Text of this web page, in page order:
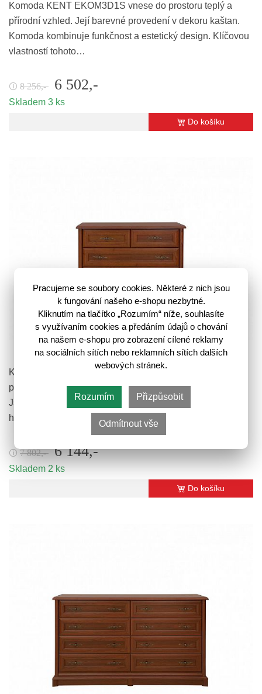
Komoda KENT EKOM3D1S vnese do prostoru teplý a
přírodní vzhled. Její barevné provedení v dekoru kaštan.
Komoda kombinuje funkčnost a estetický design. Klíčovou
vlastností tohoto…
🛈 8 256,- 6 502,-
Skladem 3 ks
Do košíku
Kent Komoda EKOM5S/10 Kaštan
Komody vyrobené v historickém stylu se stávají výrazným
prvkem domácnosti kde dodají útulnosti a autentičnosti.
Jsou vizuálně atraktivní a osloví nejednoho milovníka
historického…
🛈 7 802,- 6 144,-
Skladem 2 ks
Do košíku
Pracujeme se soubory cookies. Některé z nich jsou
k fungování našeho e-shopu nezbytné.
Kliknutím na tlačítko „Rozumím“ níže, souhlasíte
s využívaním cookies a předáním údajů o chování
na našem e-shopu pro zobrazení cílené reklamy
na sociálních sítích nebo reklamních sítích dalších
webových stránek.
Rozumím Přizpůsobit
Odmítnout vše